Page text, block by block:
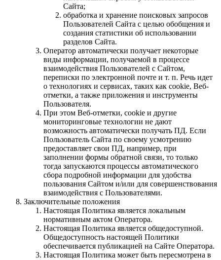
Сайта;
обработка и хранение поисковых запросов
Пользователей Сайта с целью обобщения и
создания статистики об использовании
разделов Сайта.
Оператор автоматически получает некоторые
виды информации, получаемой в процессе
взаимодействия Пользователей с Сайтом,
переписки по электронной почте и т. п. Речь идет
о технологиях и сервисах, таких как сookie, Веб-
отметки, а также приложения и инструменты
Пользователя.
При этом Веб-отметки, сookie и другие
мониторинговые технологии не дают
возможность автоматически получать ПД. Если
Пользователь Сайта по своему усмотрению
предоставляет свои ПД, например, при
заполнении формы обратной связи, то только
тогда запускаются процессы автоматического
сбора подробной информации для удобства
пользования Сайтом и/или для совершенствования
взаимодействия с Пользователями.
Заключительные положения
Настоящая Политика является локальным
нормативным актом Оператора.
Настоящая Политика является общедоступной.
Общедоступность настоящей Политики
обеспечивается публикацией на Сайте Оператора.
Настоящая Политика может быть пересмотрена в